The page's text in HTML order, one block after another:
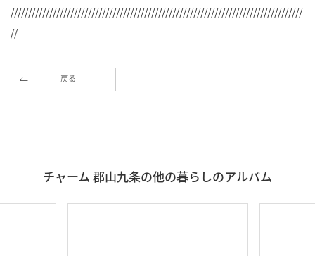
///////////////////////////////////////////////////////////////////////////////////
//
戻る
チャーム 郡山九条の他の暮らしのアルバム